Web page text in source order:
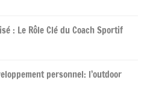
: Le Rôle Clé du Coach Sportif
personnel: l’outdoor